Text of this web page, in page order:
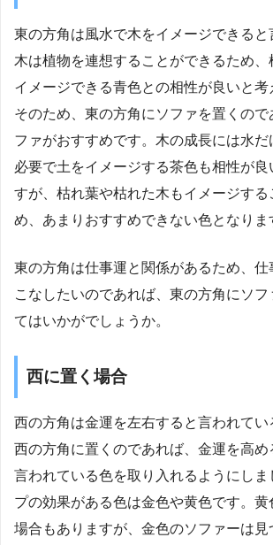
東の方角は風水で木をイメージできると
木は植物を連想することができるため
イメージできる青色との相性が良いと考
そのため、東の方角にソファを置くので
ファがおすすめです。木の成長には水だ
必要で土をイメージする茶色も相性が
すが、枯れ葉や枯れた木もイメージする
め、あまりおすすめできない色となりま
東の方角は仕事運と関係があるため、仕
こなしたいのであれば、東の方角にソフ
てはいかがでしょうか。
西に置く場合
西の方角は金運を左右すると言われてい
西の方角に置くのであれば、金運を高め
言われている色を取り入れるようにしま
プの効果がある色は金色や黄色です。黄
場合もありますが、金色のソファーは見